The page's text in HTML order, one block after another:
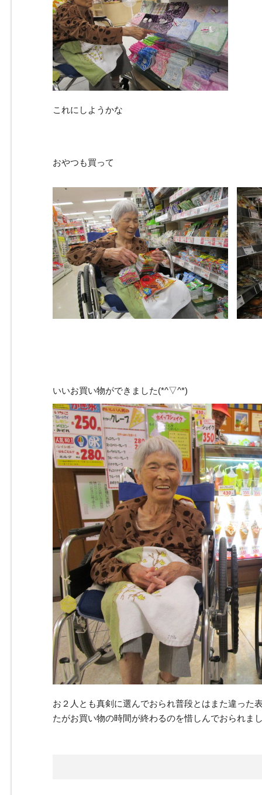
これにしようかな
おやつも買って
いいお買い物ができました(*^▽^*)
お２人とも真剣に選んでおられ普段とはまた違った
たがお買い物の時間が終わるのを惜しんでおられま